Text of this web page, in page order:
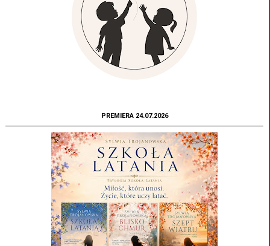
PREMIERA 24.07.2026